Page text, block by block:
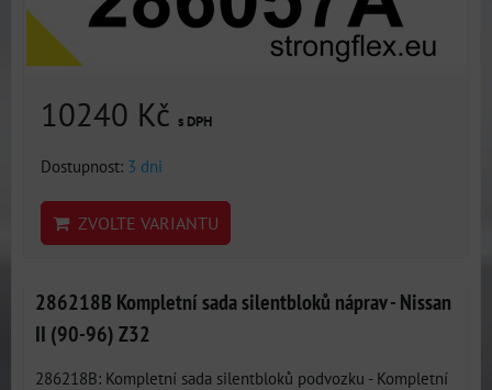
10240 Kč s DPH
Dostupnost: 3 dni
ZVOLTE VARIANTU
286218B Kompletní sada silentbloků náprav - Nissan
II (90-96) Z32
286218B: Kompletní sada silentbloků podvozku - Kompletní